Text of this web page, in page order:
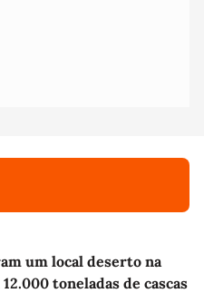
um local deserto na
toneladas de cascas